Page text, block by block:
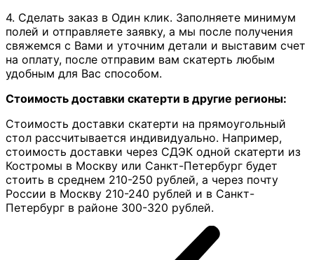
4. Сделать заказ в Один клик. Заполняете минимум
полей и отправляете заявку, а мы после получения
свяжемся с Вами и уточним детали и выставим счет
на оплату, после отправим вам скатерть любым
удобным для Вас способом.
Стоимость доставки скатерти в другие регионы:
Стоимость доставки скатерти на прямоугольный
стол рассчитывается индивидуально. Например,
стоимость доставки через СДЭК одной скатерти из
Костромы в Москву или Санкт-Петербург будет
стоить в среднем 210-250 рублей, а через почту
России в Москву 210-240 рублей и в Санкт-
Петербург в районе 300-320 рублей.